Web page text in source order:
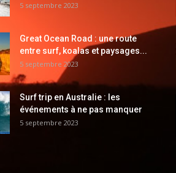
5 septembre 2023
Great Ocean Road : une route
entre surf, koalas et paysages...
5 septembre 2023
Surf trip en Australie : les
événements à ne pas manquer
5 septembre 2023